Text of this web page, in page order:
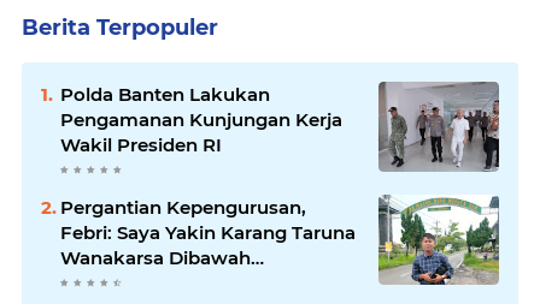
Berita Terpopuler
Polda Banten Lakukan
Pengamanan Kunjungan Kerja
Wakil Presiden RI
Pergantian Kepengurusan,
Febri: Saya Yakin Karang Taruna
Wanakarsa Dibawah
Kepemimpinan Bung Entus